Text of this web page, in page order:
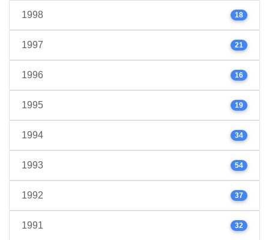
1998 18
1997 21
1996 16
1995 19
1994 34
1993 54
1992 37
1991 32